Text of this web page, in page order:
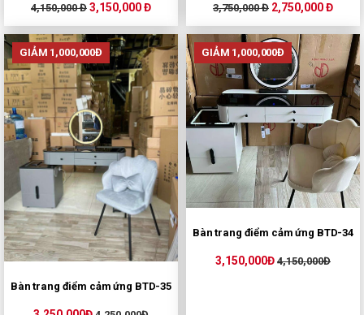
4,150,000 Đ 3,150,000 Đ 3,750,000 Đ 2,750,000 Đ
GIẢM 1,000,000Đ
Bàn trang điểm cảm ứng BTD-35
GIẢM 1,000,000Đ
Bàn trang điểm cảm ứng BTD-34
3,150,000Đ 4,150,000Đ